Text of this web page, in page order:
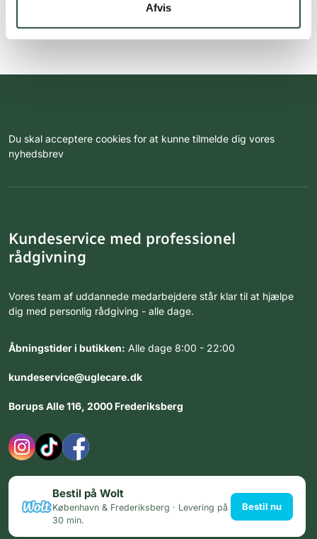
Afvis
Du skal acceptere cookies for at kunne tilmelde dig vores
nyhedsbrev
Kundeservice med professionel
rådgivning
Vores team af uddannede medarbejdere står klar til at hjælpe
dig med personlig rådgiving - alle dage.
Åbningstider i butikken: Alle dage 8:00 - 22:00
kundeservice@uglecare.dk
Borups Alle 116, 2000 Frederiksberg
Bestil på Wolt
København & Frederiksberg · Levering på
30 min.
Bestil nu